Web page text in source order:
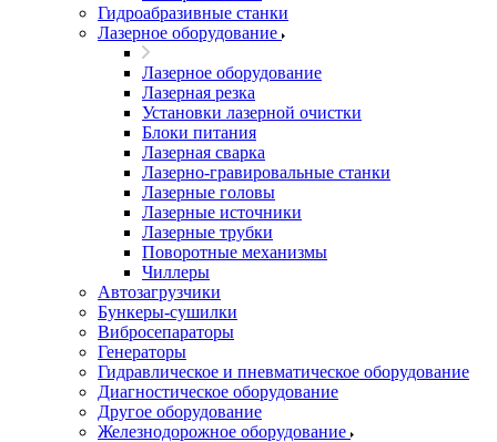
Гидроабразивные станки
Лазерное оборудование
Лазерное оборудование
Лазерная резка
Установки лазерной очистки
Блоки питания
Лазерная сварка
Лазерно-гравировальные станки
Лазерные головы
Лазерные источники
Лазерные трубки
Поворотные механизмы
Чиллеры
Автозагрузчики
Бункеры-сушилки
Вибросепараторы
Генераторы
Гидравлическое и пневматическое оборудование
Диагностическое оборудование
Другое оборудование
Железнодорожное оборудование